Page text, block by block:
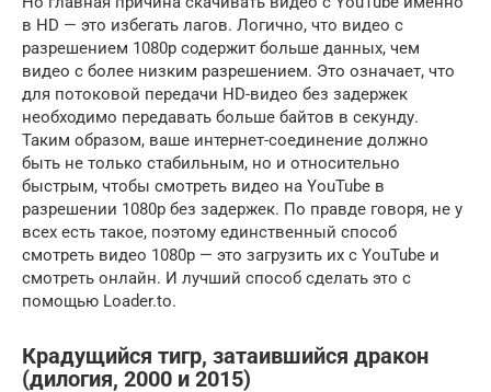
в HD — это избегать лагов. Логично, что видео с
разрешением 1080p содержит больше данных, чем
видео с более низким разрешением. Это означает, что
для потоковой передачи HD-видео без задержек
необходимо передавать больше байтов в секунду.
Таким образом, ваше интернет-соединение должно
быть не только стабильным, но и относительно
быстрым, чтобы смотреть видео на YouTube в
разрешении 1080p без задержек. По правде говоря, не у
всех есть такое, поэтому единственный способ
смотреть видео 1080p — это загрузить их с YouTube и
смотреть онлайн. И лучший способ сделать это с
помощью Loader.to.
Крадущийся тигр, затаившийся дракон
(дилогия, 2000 и 2015)